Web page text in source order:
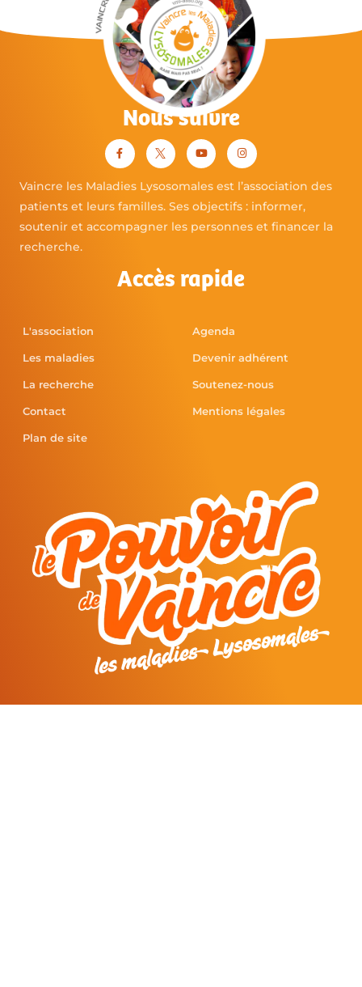
Nous suivre
Vaincre les Maladies Lysosomales est l’association des
patients et leurs familles. Ses objectifs : informer,
soutenir et accompagner les personnes et financer la
recherche.
Accès rapide
L'association
Les maladies
La recherche
Contact
Plan de site
Agenda
Devenir adhérent
Soutenez-nous
Mentions légales